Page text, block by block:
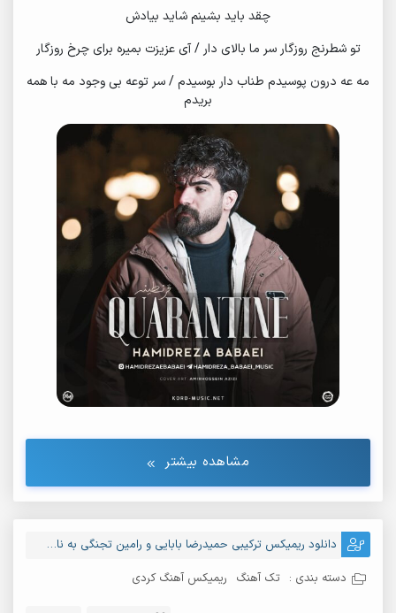
چقد باید بشینم شاید بیادش
تو شطرنج روزگار سر ما بالای دار / آی عزیزت بمیره برای چرخ روزگار
مه عه درون پوسیدم طناب دار بوسیدم / سر توعه بی وجود مه با همه
بریدم
مشاهده بیشتر
دانلود ریمیکس ترکیبی حمیدرضا بابایی و رامین تجنگی به نام تاجر غم
دسته بندی : تک آهنگ ریمیکس آهنگ کردی